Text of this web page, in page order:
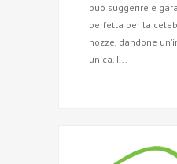
può suggerire e
perfetta per la
nozze, dandone
unica. I...